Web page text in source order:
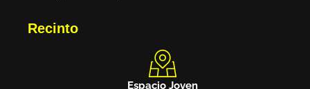
Recinto
Espacio Joven